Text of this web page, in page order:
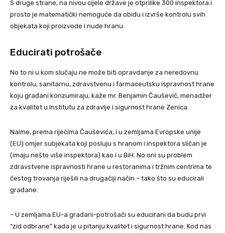
S druge strane, na nivou cijele države je otprilike 300 inspektora i
prosto je matematički nemoguće da obiđu i izvrše kontrolu svih
objekata koji proizvode i nude hranu.
Educirati potrošače
No to ni u kom slučaju ne može biti opravdanje za neredovnu
kontrolu, sanitarnu, zdravstvenu i farmaceutsku ispravnost hrane
koju građani konzumiraju, kaže mr. Benjamin Čaušević, menadžer
za kvalitet u Institutu za zdravlje i sigurnost hrane Zenica.
Naime, prema riječima Čauševića, i u zemljama Evropske unije
(EU) omjer subjekata koji posluju s hranom i inspektora sličan je
(imaju nešto više inspektora) kao i u BiH. No oni su problem
zdravstvene ispravnosti hrane u restoranima i tržnim centrima te
čestog trovanja riješili na drugačiji način – tako što su educirali
građane.
– U zemljama EU-a građani-potrošači su educirani da budu prvi
“zid odbrane” kada je u pitanju kvalitet i sigurnost hrane. Kod nas